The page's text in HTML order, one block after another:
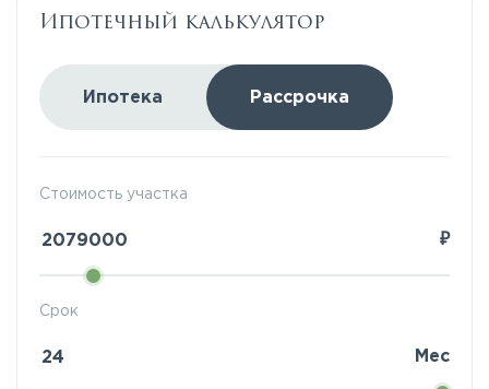
Ипотечный калькулятор
Ипотека Рассрочка
Стоимость участка
₽
Срок
Мес